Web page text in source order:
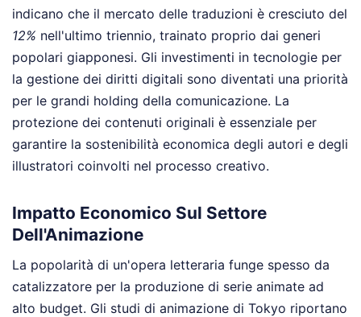
indicano che il mercato delle traduzioni è cresciuto del
12% nell'ultimo triennio, trainato proprio dai generi
popolari giapponesi. Gli investimenti in tecnologie per
la gestione dei diritti digitali sono diventati una priorità
per le grandi holding della comunicazione. La
protezione dei contenuti originali è essenziale per
garantire la sostenibilità economica degli autori e degli
illustratori coinvolti nel processo creativo.
Impatto Economico Sul Settore
Dell'Animazione
La popolarità di un'opera letteraria funge spesso da
catalizzatore per la produzione di serie animate ad
alto budget. Gli studi di animazione di Tokyo riportano